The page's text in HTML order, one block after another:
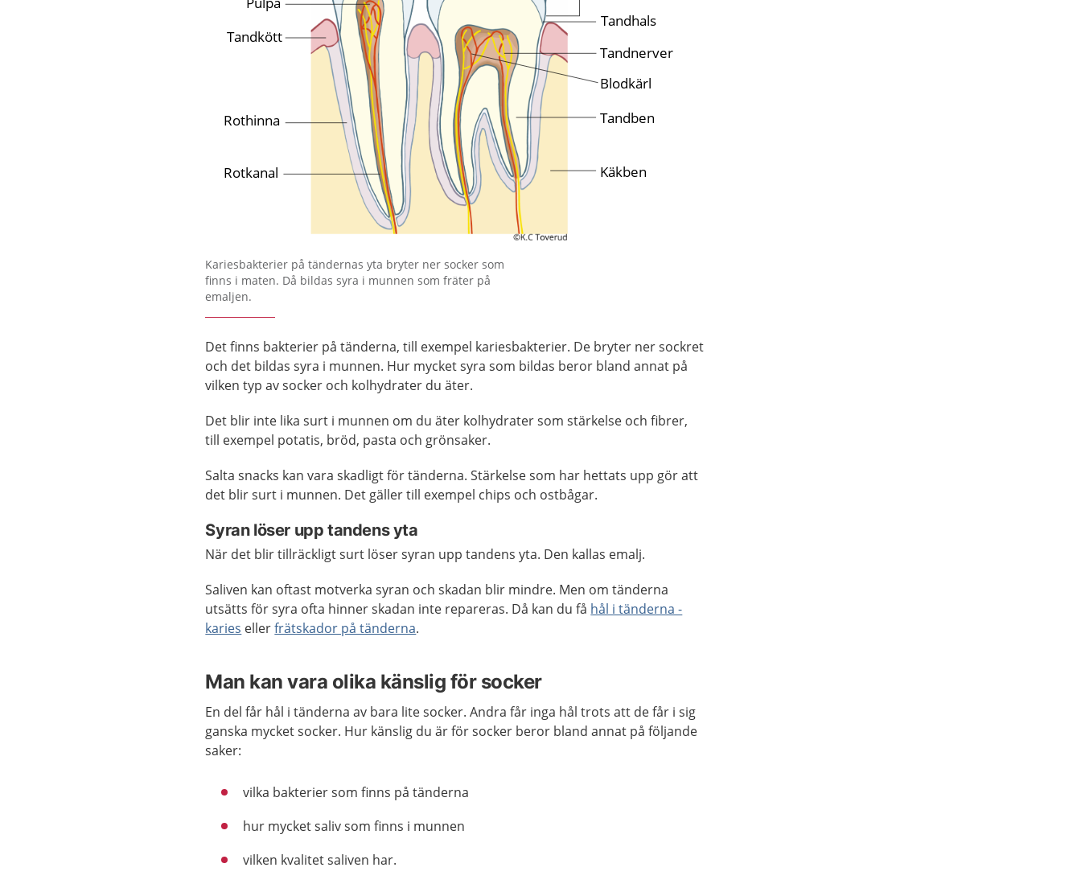
Förstora bilden
Kariesbakterier på tändernas yta bryter ner socker som
finns i maten. Då bildas syra i munnen som fräter på
emaljen.
Det finns bakterier på tänderna, till exempel kariesbakterier. De bryter ner sockret
och det bildas syra i munnen. Hur mycket syra som bildas beror bland annat på
vilken typ av socker och kolhydrater du äter.
Det blir inte lika surt i munnen om du äter kolhydrater som stärkelse och fibrer,
till exempel potatis, bröd, pasta och grönsaker.
Salta snacks kan vara skadligt för tänderna. Stärkelse som har hettats upp gör att
det blir surt i munnen. Det gäller till exempel chips och ostbågar.
Syran löser upp tandens yta
När det blir tillräckligt surt löser syran upp tandens yta. Den kallas emalj.
Saliven kan oftast motverka syran och skadan blir mindre. Men om tänderna
utsätts för syra ofta hinner skadan inte repareras. Då kan du få hål i tänderna -
karies ellerfrätskador på tänderna.
Man kan vara olika känslig för socker
En del får hål i tänderna av bara lite socker. Andra får inga hål trots att de får i sig
ganska mycket socker. Hur känslig du är för socker beror bland annat på följande
saker:
vilka bakterier som finns på tänderna
hur mycket saliv som finns i munnen
vilken kvalitet saliven har.